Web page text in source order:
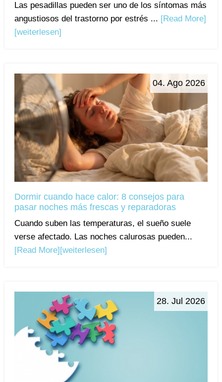
Las pesadillas pueden ser uno de los síntomas más
angustiosos del trastorno por estrés ... [Read More]
[weiterlesen]
04. Ago 2026
Dormir cuando hace calor: 8 consejos para
pasar noches más frescas y reparadoras
Cuando suben las temperaturas, el sueño suele
verse afectado. Las noches calurosas pueden...
[Read More] [weiterlesen]
28. Jul 2026